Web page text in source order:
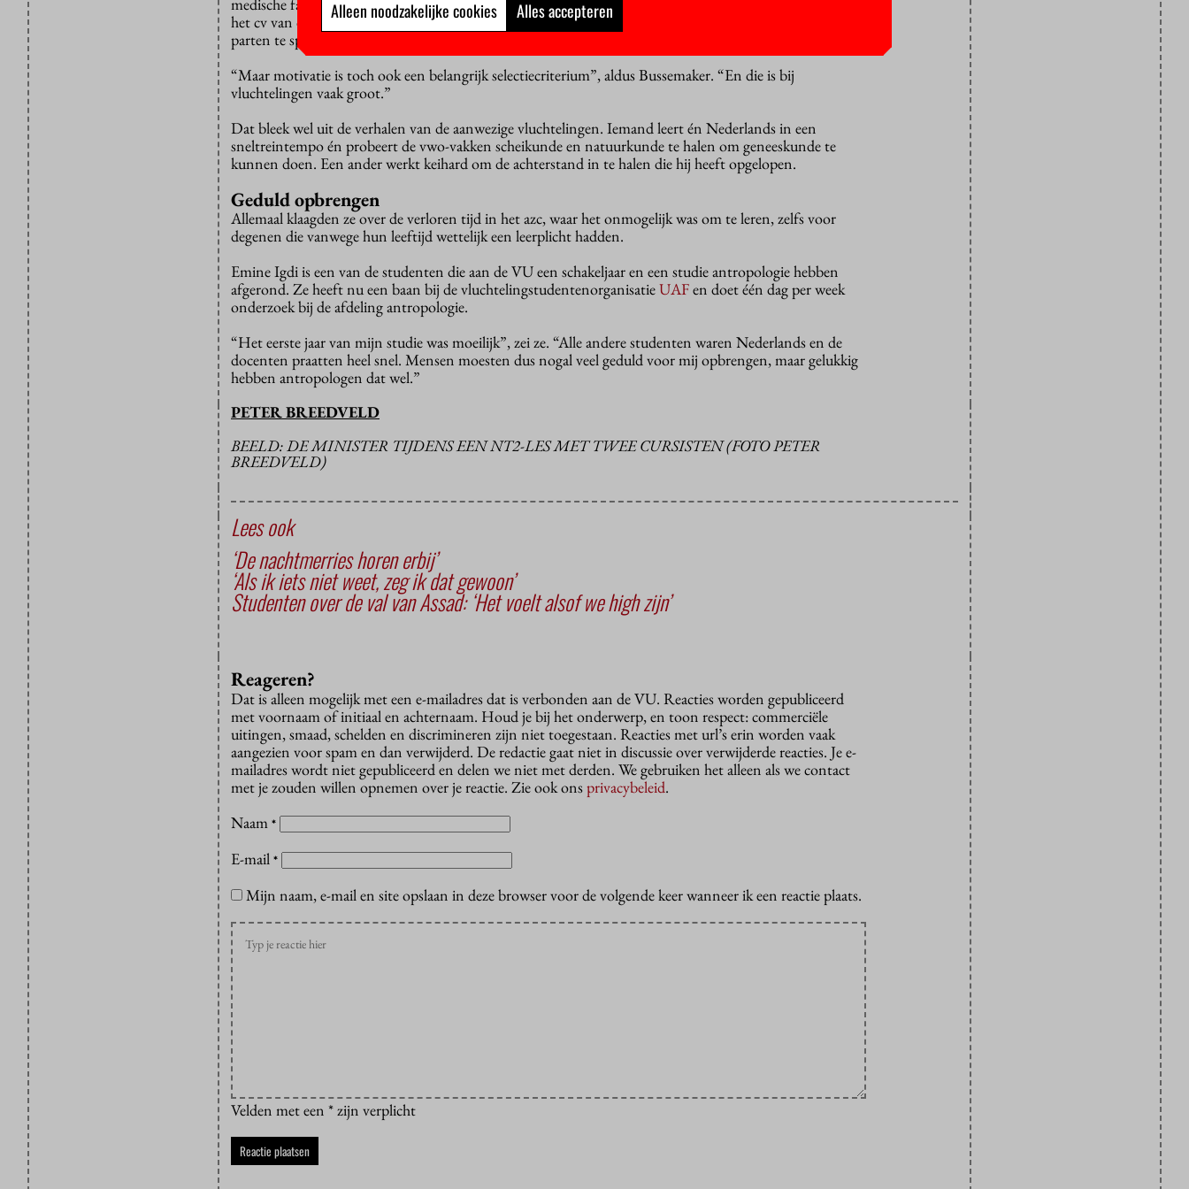
het cv van de vluchtelingen, dat natuurlijk voornamelijk in hun land van herkomst is opgebouwd, hen
parten te spelen bij de toelatingsselectie.
“Maar motivatie is toch ook een belangrijk selectiecriterium”, aldus Bussemaker. “En die is bij
vluchtelingen vaak groot.”
Dat bleek wel uit de verhalen van de aanwezige vluchtelingen. Iemand leert én Nederlands in een
sneltreintempo én probeert de vwo-vakken scheikunde en natuurkunde te halen om geneeskunde te
kunnen doen. Een ander werkt keihard om de achterstand in te halen die hij heeft opgelopen.
Geduld opbrengen
Allemaal klaagden ze over de verloren tijd in het azc, waar het onmogelijk was om te leren, zelfs voor
degenen die vanwege hun leeftijd wettelijk een leerplicht hadden.
Emine Igdi is een van de studenten die aan de VU een schakeljaar en een studie antropologie hebben
afgerond. Ze heeft nu een baan bij de vluchtelingstudentenorganisatieUAFen doet één dag per week
onderzoek bij de afdeling antropologie.
“Het eerste jaar van mijn studie was moeilijk”, zei ze. “Alle andere studenten waren Nederlands en de
docenten praatten heel snel. Mensen moesten dus nogal veel geduld voor mij opbrengen, maar gelukkig
hebben antropologen dat wel.”
PETER BREEDVELD
BEELD: DE MINISTER TIJDENS EEN NT2-LES MET TWEE CURSISTEN (FOTO PETER
BREEDVELD)
Lees ook
‘De nachtmerries horen erbij’
‘Als ik iets niet weet, zeg ik dat gewoon’
Studenten over de val van Assad: ‘Het voelt alsof we high zijn’
Reageren?
Dat is alleen mogelijk met een e-mailadres dat is verbonden aan de VU. Reacties worden gepubliceerd
met voornaam of initiaal en achternaam. Houd je bij het onderwerp, en toon respect: commerciële
uitingen, smaad, schelden en discrimineren zijn niet toegestaan. Reacties met url’s erin worden vaak
aangezien voor spam en dan verwijderd. De redactie gaat niet in discussie over verwijderde reacties. Je e-
mailadres wordt niet gepubliceerd en delen we niet met derden. We gebruiken het alleen als we contact
met je zouden willen opnemen over je reactie. Zie ook onsprivacybeleid.
Naam *
E-mail *
Mijn naam, e-mail en site opslaan in deze browser voor de volgende keer wanneer ik een reactie plaats.
Velden met een * zijn verplicht
Alleen noodzakelijke cookies Alles accepteren